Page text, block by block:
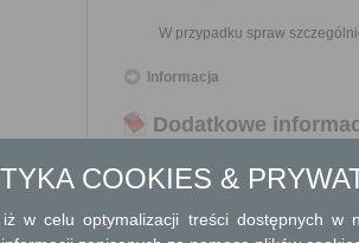
W przypadku spraw
Informacja
Dodatkowe
Opłata skarbowa w
jego odpisu, wypisu lub
COOKIES &
iż w celu optymalizacji treści dostępnych w